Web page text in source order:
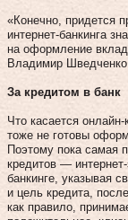
«Конечно, придется
интернет-банкинга
на оформление
Владимир
За кредитом в банк
Что касается
тоже не готовы
Поэтому пока самая
кредитов —
банкинге, указывая
и цель кредита,
как правило,